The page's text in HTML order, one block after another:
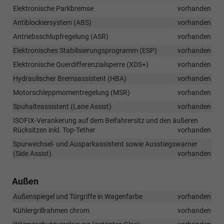
Elektronische Parkbremse
vorhanden
Antiblockiersystem (ABS)
vorhanden
Antriebsschlupfregelung (ASR)
vorhanden
Elektronisches Stabilisierungsprogramm (ESP)
vorhanden
Elektronische Querdifferenzialsperre (XDS+)
vorhanden
Hydraulischer Bremsassistent (HBA)
vorhanden
Motorschleppmomentregelung (MSR)
vorhanden
Spuhalteassistent (Lane Assist)
vorhanden
ISOFIX-Verankerung auf dem Beifahrersitz und den äußeren
Rücksitzen inkl. Top-Tether
vorhanden
Spurwechsel- und Ausparkassistent sowie Ausstiegswarner
(Side Assist)
vorhanden
Außen
Außenspiegel und Türgriffe in Wagenfarbe
vorhanden
Kühlergrillrahmen chrom
vorhanden